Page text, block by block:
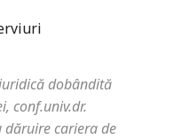
dobândită
conf.univ.dr.
dăruire cariera de